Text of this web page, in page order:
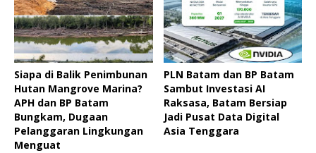
Siapa di Balik Penimbunan
Hutan Mangrove Marina?
APH dan BP Batam
Bungkam, Dugaan
Pelanggaran Lingkungan
Menguat ‎
PLN Batam dan BP Batam
Sambut Investasi AI
Raksasa, Batam Bersiap
Jadi Pusat Data Digital
Asia Tenggara